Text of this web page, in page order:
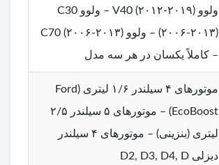
ولوو V40 (۲۰۱۲-۲۰۱۹) – ولوو C30
(۲۰۰۶-۲۰۱۳) – ولوو C70 (۲۰۰۶-۲۰۱۳)
– کاملاً یکسان در هر سه مدل
موتورهای ۴ سیلندر ۱/۶ لیتری (Ford
EcoBoost) – موتورهای ۵ سیلندر ۲/۵
لیتری (بنزینی) – موتورهای ۴ سیلندر
دیزلی D2, D3, D4, D